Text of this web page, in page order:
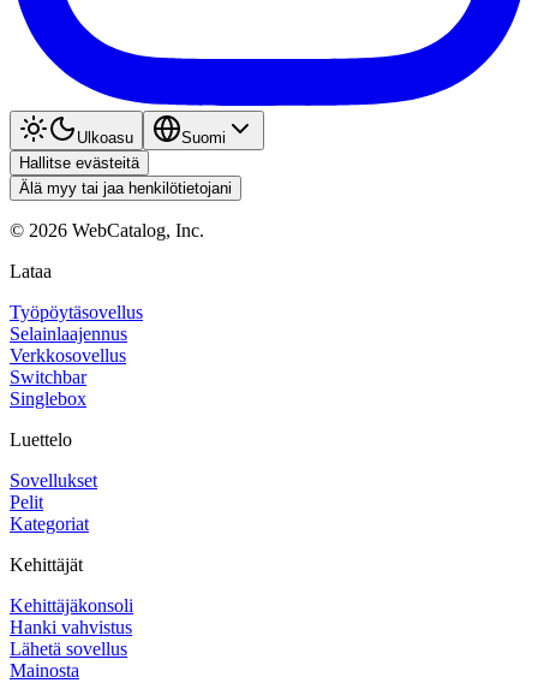
Ulkoasu
Suomi
Hallitse evästeitä
Älä myy tai jaa henkilötietojani
© 2026 WebCatalog, Inc.
Lataa
Työpöytäsovellus
Selainlaajennus
Verkkosovellus
Switchbar
Singlebox
Luettelo
Sovellukset
Pelit
Kategoriat
Kehittäjät
Kehittäjäkonsoli
Hanki vahvistus
Lähetä sovellus
Mainosta